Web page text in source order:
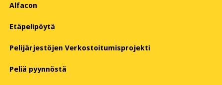
Alfacon
Etäpelipöytä
Pelijärjestöjen Verkostoitumisprojekti
Peliä pyynnöstä